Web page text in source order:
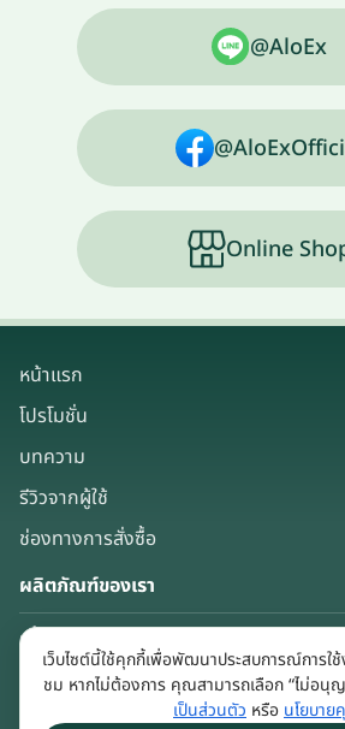
@AloEx
Online
หน้าแรก
โปรโมชั่น
บทความ
รีวิวจากผู้ใช้
ช่องทางการสั่งซื้อ
ผลิตภัณฑ์ของเรา
เกี่ยวกับเรา
Keep in touch
เว็บไซต์นี้ใช้คุกกี้เพื่อพัฒนาประสบการณ์การใช้
ชม หากไม่ต้องการ คุณสามารถเลือก “ไม่อนุ
เป็นส่วนตัว หรือ นโยบาย